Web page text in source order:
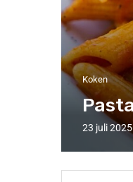
Koken
23 juli 2025